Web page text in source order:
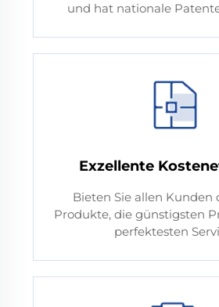
und hat nationale
Exzellente
Bieten Sie allen Kunden
Produkte, die günstigsten
perfektesten